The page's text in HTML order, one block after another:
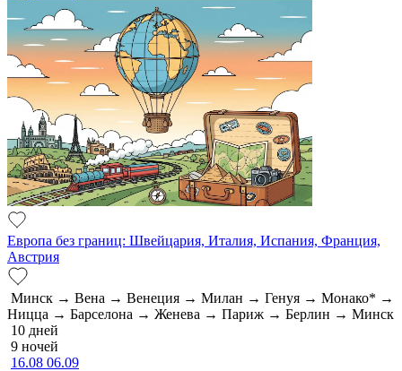
Европа без границ: Швейцария, Италия, Испания, Франция,
Австрия
Минск → Вена → Венеция → Милан → Генуя → Монако* →
Ницца → Барселона → Женева → Париж → Берлин → Минск
10 дней
9 ночей
16.08 06.09